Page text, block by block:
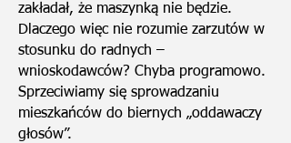
zakładał, że maszynką nie będzie.
Dlaczego więc nie rozumie zarzutów w
stosunku do radnych –
wnioskodawców? Chyba programowo.
Sprzeciwiamy się sprowadzaniu
mieszkańców do biernych „oddawaczy
głosów”.